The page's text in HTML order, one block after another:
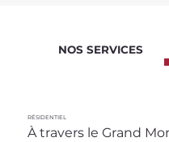
NOS SERVICES
RÉSIDENTIEL
À travers le Grand